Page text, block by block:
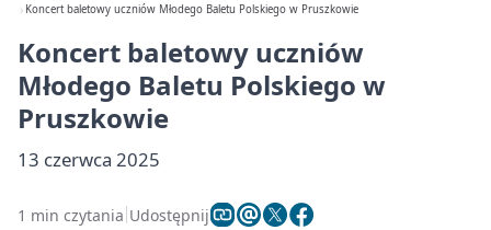
Koncert baletowy uczniów Młodego Baletu Polskiego w Pruszkowie
Koncert baletowy uczniów
Młodego Baletu Polskiego w
Pruszkowie
13 czerwca 2025
1 min czytania Udostępnij